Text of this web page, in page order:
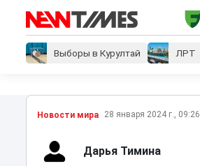
Выборы в Курултай ЛРТ
Новости мира 28 января 2024 г., 09:26
Дарья Тимина